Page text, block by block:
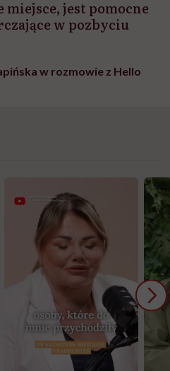
jest pomocne
w pozbyciu
w rozmowie z Hello